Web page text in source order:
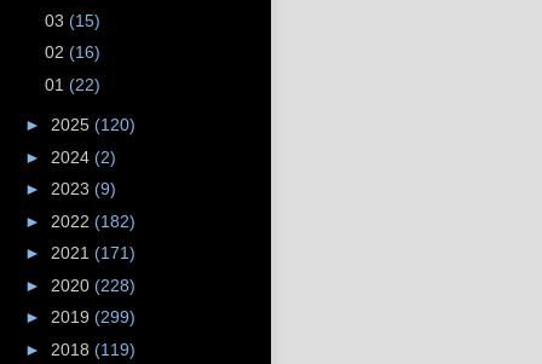
03 (15)
02 (16)
01 (22)
► 2025 (120)
► 2024 (2)
► 2023 (9)
► 2022 (182)
► 2021 (171)
► 2020 (228)
► 2019 (299)
► 2018 (119)